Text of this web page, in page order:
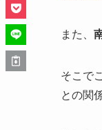
また、
そこで
との関